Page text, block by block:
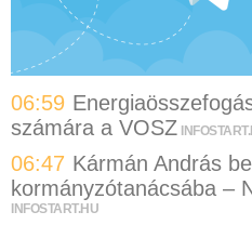
06:59
számára a VOSZ
06:47 Kármán András
kormányzótanácsába –
INFOSTART.HU